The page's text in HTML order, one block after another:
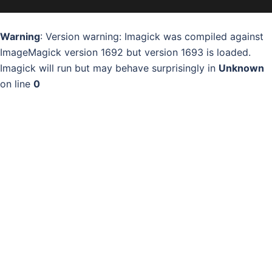
Warning: Version warning: Imagick was compiled against
ImageMagick version 1692 but version 1693 is loaded.
Imagick will run but may behave surprisingly in Unknown
on line 0